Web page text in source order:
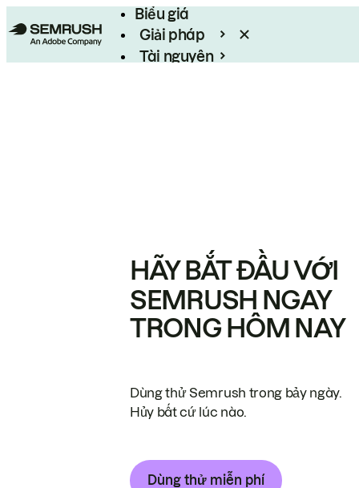
Biểu giá
Giải pháp
Tài nguyên
HÃY BẮT ĐẦU VỚI
SEMRUSH NGAY
TRONG HÔM NAY
Dùng thử Semrush trong bảy ngày.
Hủy bất cứ lúc nào.
Dùng thử miễn phí